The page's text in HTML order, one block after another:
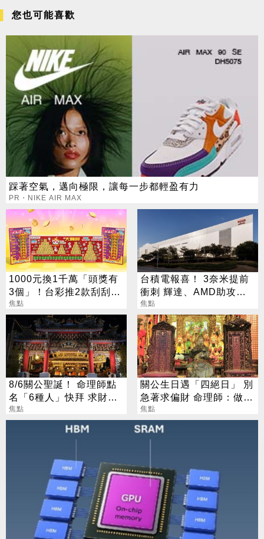
您也可能喜歡
踩著空氣，邁向極限，讓每一步都輕盈有力
PR・NIKE AIR MAX
1000元換1千萬「頭獎有
3個」！台彩推2款刮刮樂
總獎金逾33億
焦點
台積電報喜！ 3奈米提前
衝刺 輝達、AMD助攻下
半年業績
焦點
8/6關公聖誕！ 命理師點
名「6種人」快拜 求財求
職保平安
焦點
關公生日遇「四絕日」 別
急著求偏財 命理師：做1
事更有效
焦點